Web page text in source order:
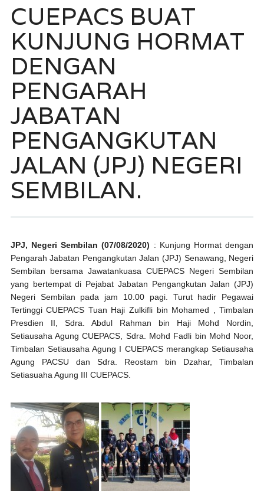
CUEPACS BUAT
KUNJUNG HORMAT
DENGAN
PENGARAH
JABATAN
PENGANGKUTAN
JALAN (JPJ) NEGERI
SEMBILAN.
JPJ, Negeri Sembilan (07/08/2020) : Kunjung Hormat dengan
Pengarah Jabatan Pengangkutan Jalan (JPJ) Senawang, Negeri
Sembilan bersama Jawatankuasa CUEPACS Negeri Sembilan
yang bertempat di Pejabat Jabatan Pengangkutan Jalan (JPJ)
Negeri Sembilan pada jam 10.00 pagi. Turut hadir Pegawai
Tertinggi CUEPACS Tuan Haji Zulkifli bin Mohamed , Timbalan
Presdien II, Sdra. Abdul Rahman bin Haji Mohd Nordin,
Setiausaha Agung CUEPACS, Sdra. Mohd Fadli bin Mohd Noor,
Timbalan Setiausaha Agung I CUEPACS merangkap Setiausaha
Agung PACSU dan Sdra. Reostam bin Dzahar, Timbalan
Setiasuaha Agung III CUEPACS.